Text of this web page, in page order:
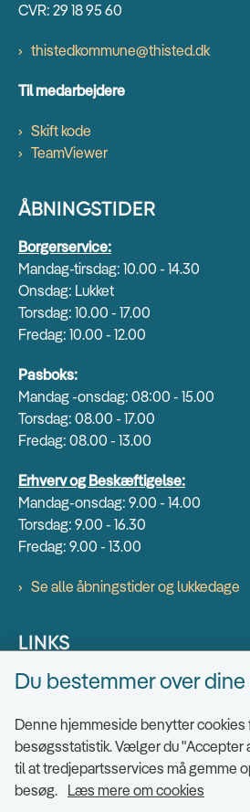
CVR: 29 18 95 60
thistedkommune@thisted.dk
Til medarbejdere
Skift kode
TeamViewer
ÅBNINGSTIDER
Borgerservice:
Mandag-tirsdag: 10.00 - 14.30
Onsdag: Lukket
Torsdag: 10.00 - 17.00
Fredag: 10.00 - 12.00
Pasboks:
Mandag -onsdag: 08:00 - 15.00
Torsdag: 08.00 - 17.00
Fredag: 08.00 - 13.00
Erhverv og Beskæftigelse:
Mandag-onsdag: 9.00 - 14.00
Torsdag: 9.00 - 16.30
Fredag: 9.00 - 13.00
Se alle åbningstider og lukkedage
LINKS
Find EAN numre
Tilgængelighedserklæring
Cookies
Ris og ros til hjemmesiden
Du bestemmer over
Denne hjemmeside benytter cookies
besøgsstatistik. Vælger du "Accepter
til at tredjepartsservices må gemme
besøg. Læs mere om cookies